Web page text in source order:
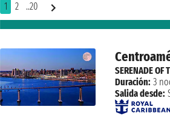
1 2 ..20
SERENADE OF
Duración: 3
Salida desde: